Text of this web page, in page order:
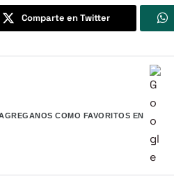
Comparte en Twitter
COMO FAVORITOS EN